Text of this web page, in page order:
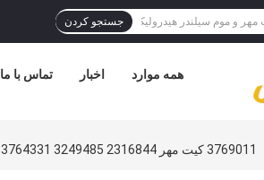
جستجو کردن
تماس با ما اخبار همه موارد
3769011 کیت مهر 2316844 3249485 3764331 2478998 2667891 4560204 2478868